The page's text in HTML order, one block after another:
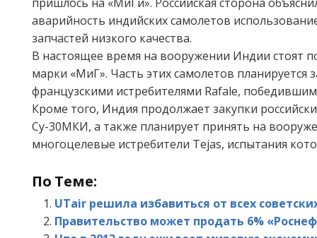
аварийность индийских самолетов
запчастей низкого качества.
В настоящее время на вооружении Индии стоят
марки «МиГ». Часть этих самолетов планируется
французскими истребителями Rafale,
Кроме того, Индия продолжает закупки
Су-30МКИ, а также планирует принять на
многоцелевые истребители Tejas, испытания
По Теме:
UTair решила избавиться от всех
Правительство может продать 6%